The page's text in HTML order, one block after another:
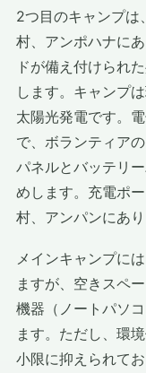
2つ目のキャンプは
村、アンポハナに
ドが備え付けられ
します。キャンプ
太陽光発電です。
で、ボランティア
パネルとバッテリ
めします。充電ポ
村、アンパンにあり
メインキャンプに
ますが、空きスペ
機器（ノートパソ
ます。ただし、環
小限に抑えられて